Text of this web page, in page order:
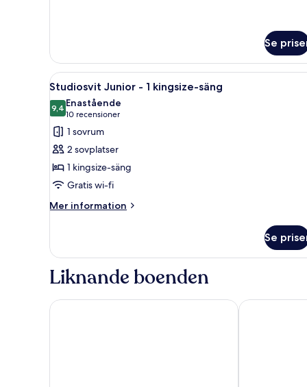
-
queensize-
sängar
Se
Öppna
alla
foton
för
Studiosvit
Junior
-
1
kingsize-
Ett modernt sovrum med en
1
Studiosvit Junior - 1 kingsize-säng
9,49,4 av 10
Enastående
10 recensioner
(10 recensioner)
1 sovrum
2 sovplatser
1 kingsize-säng
Gratis wi-fi
Mer information
Mer
Junior
säng
Se
Liknande boenden
Hampton Inn & Suites San Juan Embassy